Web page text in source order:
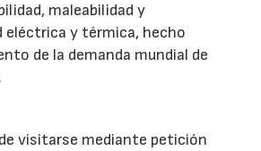
maleabilidad y
eléctrica y térmica, hecho
de la demanda mundial de
visitarse mediante petición